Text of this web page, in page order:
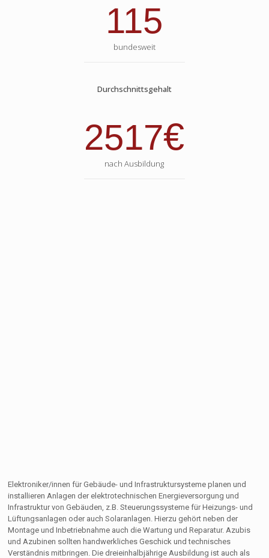
115
bundesweit
Durchschnittsgehalt
2517€
nach Ausbildung
Elektroniker/innen für Gebäude- und Infrastruktursysteme planen und
installieren Anlagen der elektrotechnischen Energieversorgung und
Infrastruktur von Gebäuden, z.B. Steuerungssysteme für Heizungs- und
Lüftungsanlagen oder auch Solaranlagen. Hierzu gehört neben der
Montage und Inbetriebnahme auch die Wartung und Reparatur. Azubis
und Azubinen sollten handwerkliches Geschick und technisches
Verständnis mitbringen. Die dreieinhalbjährige Ausbildung ist auch als